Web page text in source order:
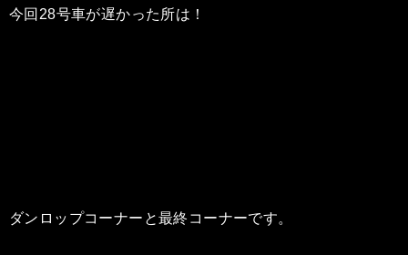
今回28号車が遅かった所は！
ダンロップコーナーと最終コーナーです。